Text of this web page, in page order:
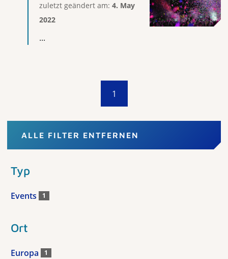
zuletzt geändert am: 4. May
2022
...
1
ALLE FILTER ENTFERNEN
Typ
Events 1
Ort
Europa 1